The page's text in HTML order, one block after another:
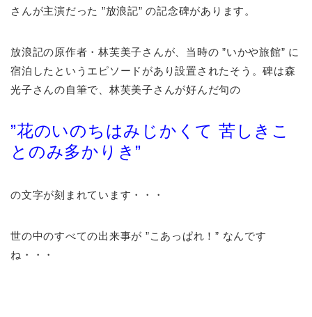
さんが主演だった ”放浪記” の記念碑があります。
放浪記の原作者・林芙美子さんが、当時の ”いかや旅館” に
宿泊したというエピソードがあり設置されたそう。碑は森
光子さんの自筆で、林芙美子さんが好んだ句の
”花のいのちはみじかくて 苦しきこ
とのみ多かりき”
の文字が刻まれています・・・
世の中のすべての出来事が ”こあっぱれ！” なんです
ね・・・